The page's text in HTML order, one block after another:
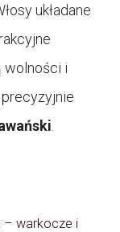
układane
wolności i
– warkocze i